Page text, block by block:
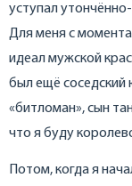
уступал
Для меня с момента
идеал мужской
был ещё
«битломан», сын
что я буду
Потом, когда я